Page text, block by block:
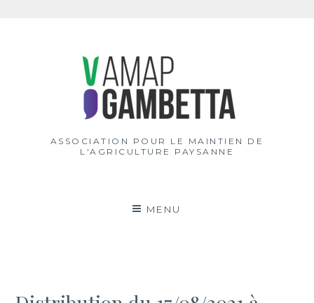
ASSOCIATION POUR LE MAINTIEN DE
L'AGRICULTURE PAYSANNE
MENU